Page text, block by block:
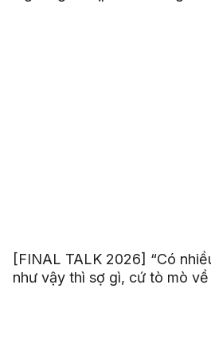
[FINAL TALK 2026] “Có
như vậy thì sợ gì, cứ tò mò